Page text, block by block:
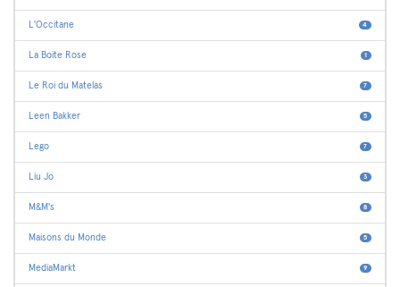
L'Occitane 4
La Boite Rose 1
Le Roi du Matelas 7
Leen Bakker 5
Lego 7
Liu Jo 3
M&M's 8
Maisons du Monde 5
MediaMarkt 9